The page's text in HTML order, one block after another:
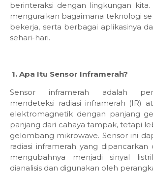
berinteraksi dengan lingkungan
menguraikan bagaimana teknologi
bekerja, serta berbagai aplikasinya
sehari-hari.
1. Apa Itu Sensor Inframerah?
Sensor inframerah adalah
mendeteksi radiasi inframerah (IR)
elektromagnetik dengan panjang
panjang dari cahaya tampak, tetapi
gelombang mikrowave. Sensor ini
radiasi inframerah yang
mengubahnya menjadi sinyal
dianalisis dan digunakan oleh